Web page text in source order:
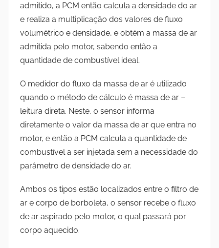
admitido, a PCM então calcula a densidade do ar
e realiza a multiplicação dos valores de fluxo
volumétrico e densidade, e obtém a massa de ar
admitida pelo motor, sabendo então a
quantidade de combustível ideal.
O medidor do fluxo da massa de ar é utilizado
quando o método de cálculo é massa de ar –
leitura direta. Neste, o sensor informa
diretamente o valor da massa de ar que entra no
motor, e então a PCM calcula a quantidade de
combustível a ser injetada sem a necessidade do
parâmetro de densidade do ar.
Ambos os tipos estão localizados entre o filtro de
ar e corpo de borboleta, o sensor recebe o fluxo
de ar aspirado pelo motor, o qual passará por
corpo aquecido.